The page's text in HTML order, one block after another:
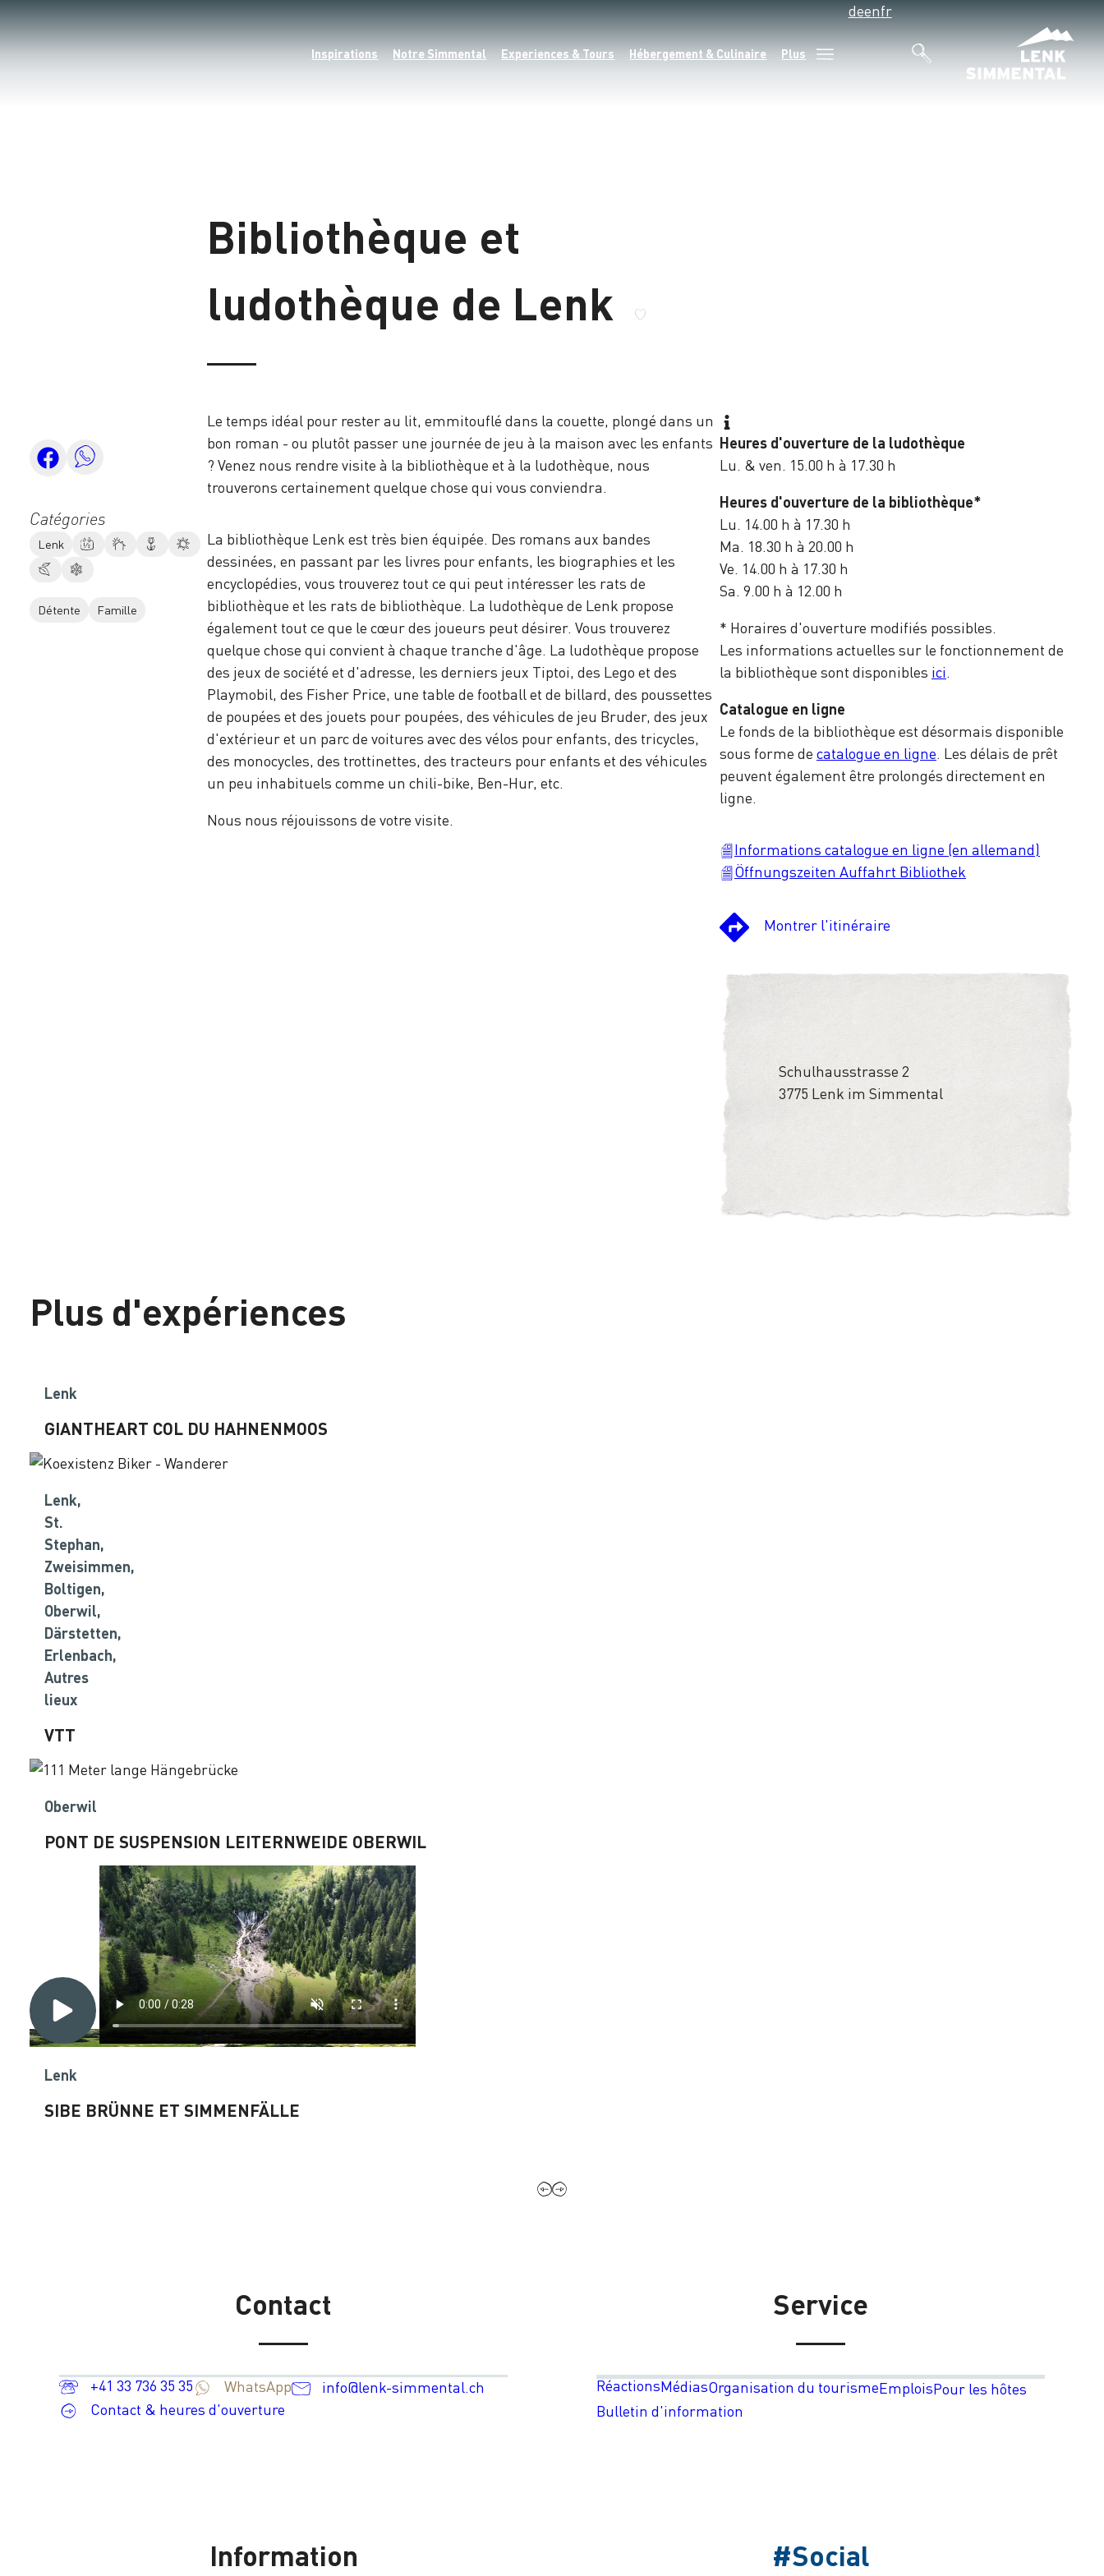
Inspirations Notre Simmental Experiences & Tours Hébergement & Culinaire Plus
deenfr
Bibliothèque et
ludothèque de Lenk
Catégories
Lenk
Détente Famille
Le temps idéal pour rester au lit, emmitouflé dans la couette, plongé dans un
bon roman - ou plutôt passer une journée de jeu à la maison avec les enfants
? Venez nous rendre visite à la bibliothèque et à la ludothèque, nous
trouverons certainement quelque chose qui vous conviendra.
La bibliothèque Lenk est très bien équipée. Des romans aux bandes
dessinées, en passant par les livres pour enfants, les biographies et les
encyclopédies, vous trouverez tout ce qui peut intéresser les rats de
bibliothèque et les rats de bibliothèque. La ludothèque de Lenk propose
également tout ce que le cœur des joueurs peut désirer. Vous trouverez
quelque chose qui convient à chaque tranche d'âge. La ludothèque propose
des jeux de société et d'adresse, les derniers jeux Tiptoi, des Lego et des
Playmobil, des Fisher Price, une table de football et de billard, des poussettes
de poupées et des jouets pour poupées, des véhicules de jeu Bruder, des jeux
d'extérieur et un parc de voitures avec des vélos pour enfants, des tricycles,
des monocycles, des trottinettes, des tracteurs pour enfants et des véhicules
un peu inhabituels comme un chili-bike, Ben-Hur, etc.
Nous nous réjouissons de votre visite.
Heures d'ouverture de la ludothèque
Lu. & ven. 15.00 h à 17.30 h
Heures d'ouverture de la bibliothèque*
Lu. 14.00 h à 17.30 h
Ma. 18.30 h à 20.00 h
Ve. 14.00 h à 17.30 h
Sa. 9.00 h à 12.00 h
* Horaires d'ouverture modifiés possibles.
Les informations actuelles sur le fonctionnement de
la bibliothèque sont disponibles ici.
Catalogue en ligne
Le fonds de la bibliothèque est désormais disponible
sous forme de catalogue en ligne. Les délais de prêt
peuvent également être prolongés directement en
ligne.
Informations catalogue en ligne (en allemand)
Öffnungszeiten Auffahrt Bibliothek
Montrer l'itinéraire
Schulhausstrasse 2
3775 Lenk im Simmental
Plus d'expériences
Lenk
GIANTHEART COL DU HAHNENMOOS
Lenk,
St.
Stephan,
Zweisimmen,
Boltigen,
Oberwil,
Därstetten,
Erlenbach,
Autres
lieux
VTT
Oberwil
PONT DE SUSPENSION LEITERNWEIDE OBERWIL
Lenk
SIBE BRÜNNE ET SIMMENFÄLLE
Contact
+41 33 736 35 35 WhatsApp
info@lenk-simmental.ch
Contact & heures d'ouverture
Service
RéactionsMédiasOrganisation du tourismeEmploisPour les hôtes
Bulletin d'information
Information #Social